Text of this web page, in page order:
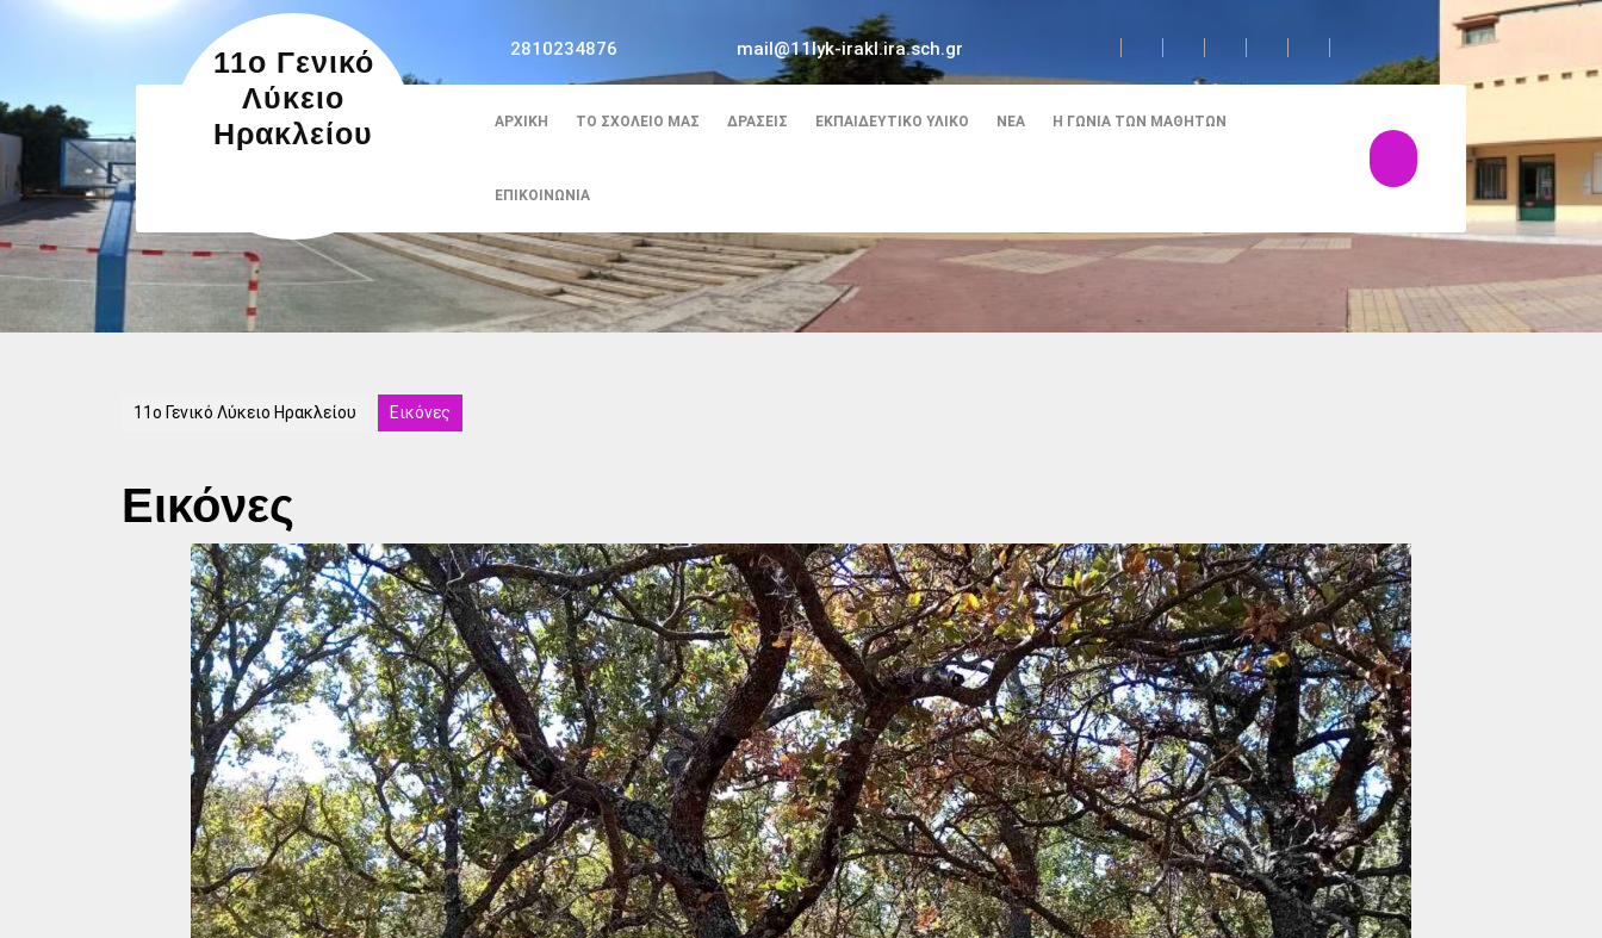
2810234876 mail@11lyk-irakl.ira.sch.gr
11ο Γενικό
Λύκειο
Ηρακλείου
ΑΡΧΙΚΉ ΤΟ ΣΧΟΛΕΊΟ ΜΑΣ ΔΡΆΣΕΙΣ ΕΚΠΑΙΔΕΥΤΙΚΌ ΥΛΙΚΌ ΝΈΑ Η ΓΩΝΙΆ ΤΩΝ ΜΑΘΗΤΏΝ
ΕΠΙΚΟΙΝΩΝΊΑ
11ο Γενικό Λύκειο Ηρακλείου Εικόνες
Εικόνες